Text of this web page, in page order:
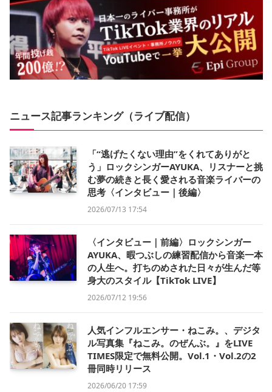
ニュース記事ランキング（ライブ配信）
「“逃げたくない理由”をくれてありがと
う」ロックシンガーAYUKA、リスナーと挑
む夢の続きと長く愛される音楽ライバーの
思考〈インタビュー｜後編〉
2026/07/13 17:54
〈インタビュー｜前編〉ロックシンガー
AYUKA、暇つぶしの練習配信から音楽一本
の人生へ。打ちのめされた日々が生んだ等
身大のスタイル【TikTok LIVE】
2026/07/12 19:56
人気インフルエンサー・ねこみ。、デジタ
ル写真集『ねこみ。のぜんぶ。』をLIVE
TIMES限定で無料公開。Vol.1・Vol.2の2
冊同時リリース
2026/06/20 17:59